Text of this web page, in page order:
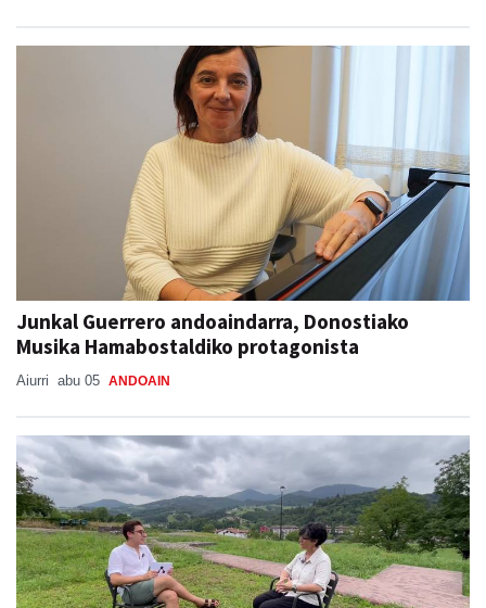
Junkal Guerrero andoaindarra, Donostiako
Musika Hamabostaldiko protagonista
Aiurri abu 05 ANDOAIN